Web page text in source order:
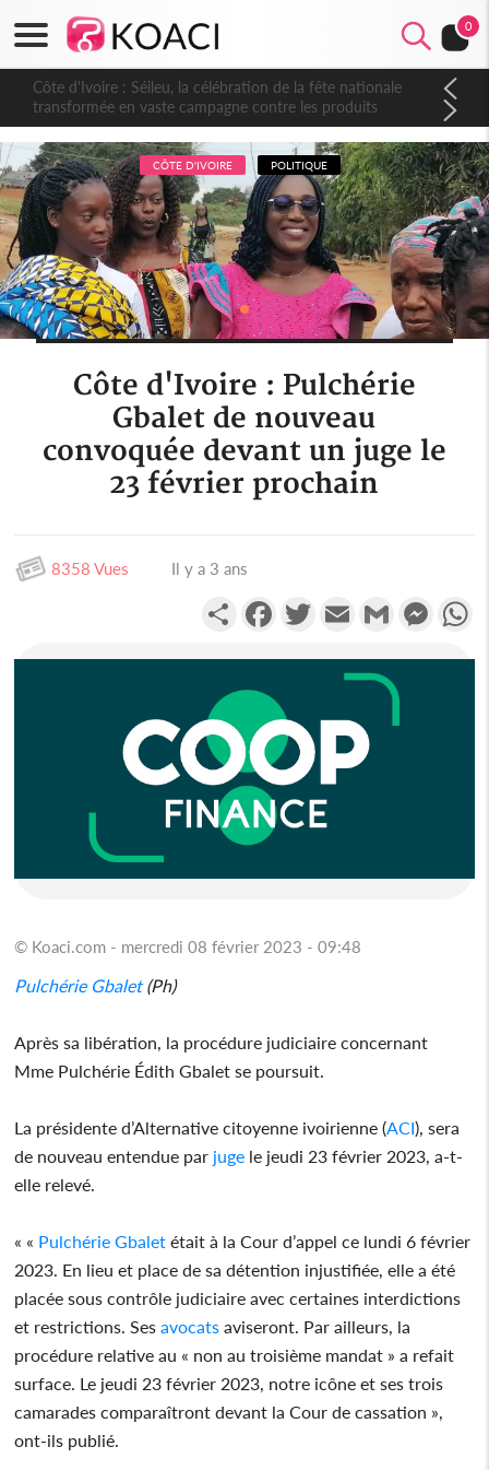
0
Côte d'Ivoire : Séileu, la célébration de la fête nationale
transformée en vaste campagne contre les produits
dépigmentants dangereux
CÔTE D'IVOIRE POLITIQUE
Côte d'Ivoire : Pulchérie
Gbalet de nouveau
convoquée devant un juge le
23 février prochain
8358 Vues Il y a 3 ans
PartagerFacebookTwitterEmail Gmail
© Koaci.com - mercredi 08 février 2023 - 09:48
Pulchérie Gbalet(Ph)
Après sa libération, la procédure judiciaire concernant
Mme Pulchérie Édith Gbalet se poursuit.
La présidente d’Alternative citoyenne ivoirienne (ACI), sera
de nouveau entendue par juge le jeudi 23 février 2023, a-t-
elle relevé.
« « Pulchérie Gbalet était à la Cour d’appel ce lundi 6 février
2023. En lieu et place de sa détention injustifiée, elle a été
placée sous contrôle judiciaire avec certaines interdictions
et restrictions. Sesavocats aviseront. Par ailleurs, la
procédure relative au « non au troisième mandat » a refait
surface. Le jeudi 23 février 2023, notre icône et ses trois
camarades comparaîtront devant la Cour de cassation »,
ont-ils publié.